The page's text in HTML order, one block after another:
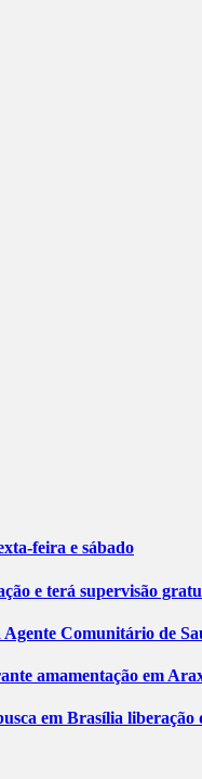
feira e sábado
e terá supervisão
Comunitário de
amamentação em
em Brasília liberação